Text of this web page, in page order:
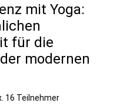
mit Yoga:
für die
modernen
16 Teilnehmer